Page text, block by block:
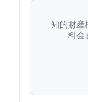
知的財産
料会